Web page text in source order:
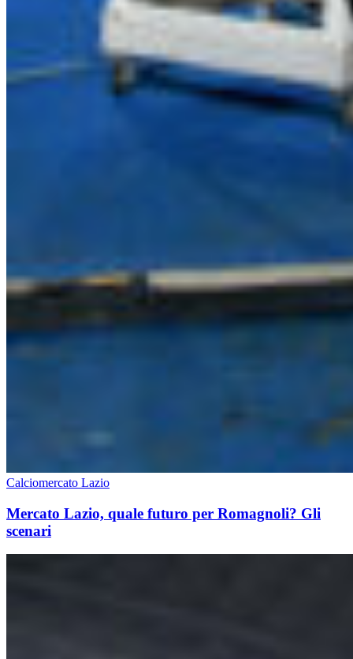
Calciomercato Lazio
Mercato Lazio, quale futuro per Romagnoli? Gli
scenari